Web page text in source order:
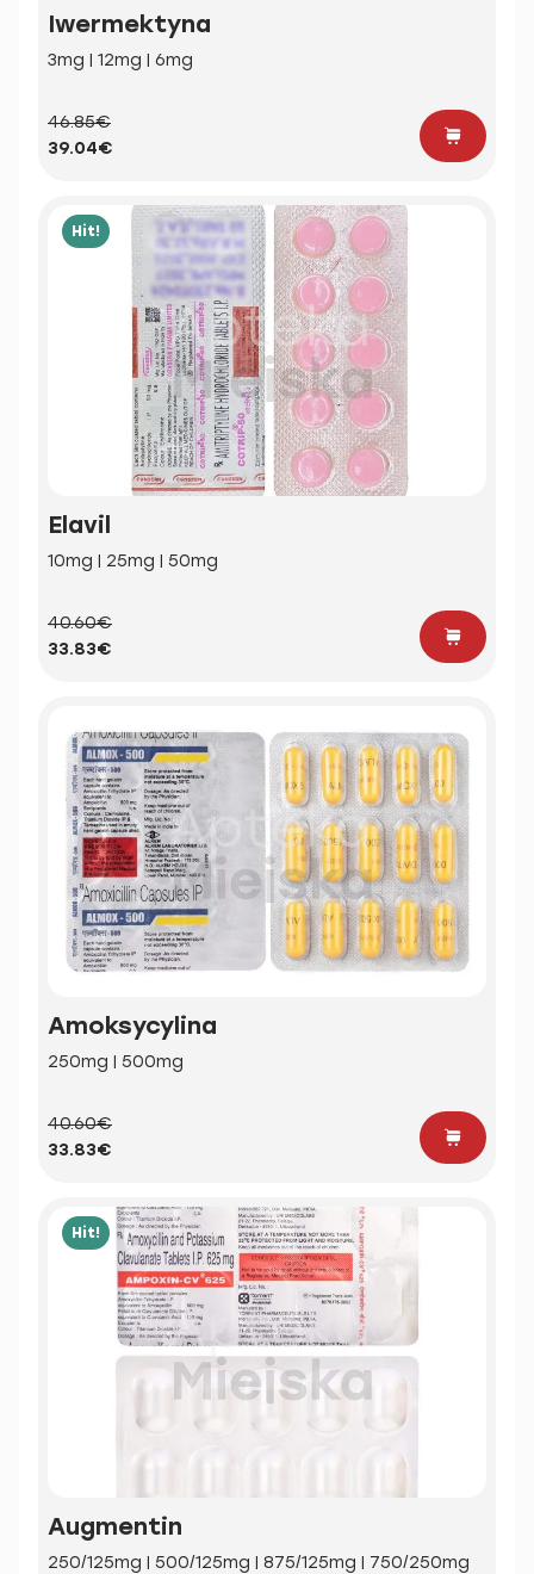
Iwermektyna
3mg | 12mg | 6mg
46.85€
39.04€
Hit!
Elavil
10mg | 25mg | 50mg
40.60€
33.83€
Amoksycylina
250mg | 500mg
40.60€
33.83€
Hit!
Augmentin
250/125mg | 500/125mg | 875/125mg | 750/250mg